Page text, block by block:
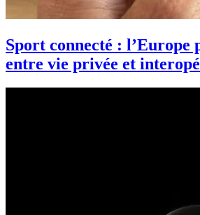
Sport connecté : l’Europe
entre vie privée et